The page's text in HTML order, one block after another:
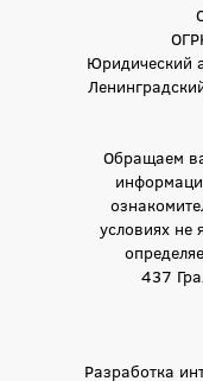
Юридический
Обращаем
условиях не
437
Разработка